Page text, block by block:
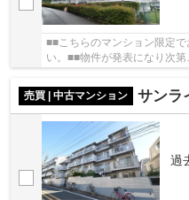
■■こちらのマンション限定
い。■■物件が発表になり次第
売買 | 中古マンション サンラ
過